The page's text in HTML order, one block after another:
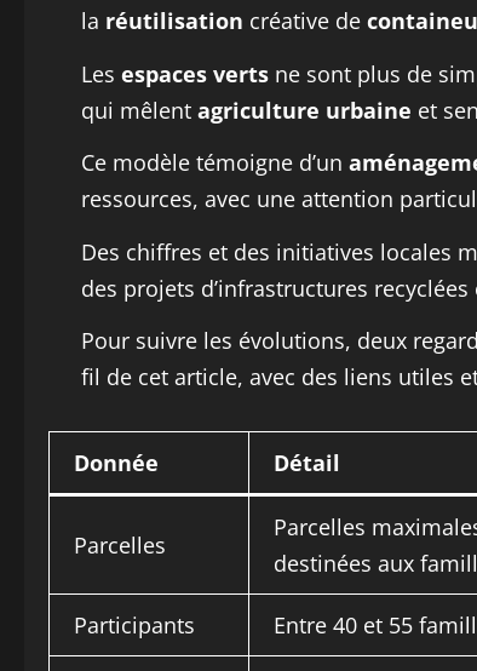
la réutilisation créative de
Les espaces verts ne sont plus de
qui mêlent agriculture urbaine et
Ce modèle témoigne d’un
ressources, avec une attention
Des chiffres et des initiatives locales
des projets d’infrastructures
Pour suivre les évolutions, deux
fil de cet article, avec des liens utiles
Donnée Détail
Parcelles
Parcelles
destinées aux
Participants Entre 40 et 55